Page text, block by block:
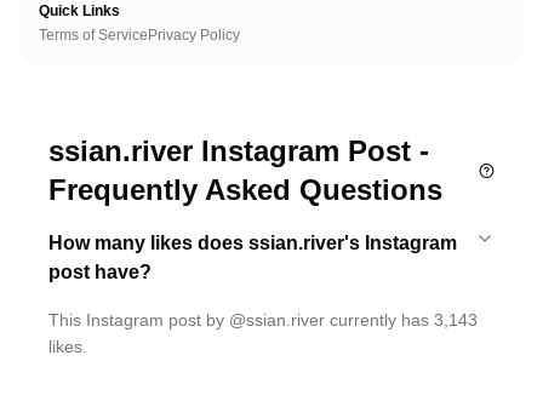
Quick Links
Terms of Service Privacy Policy
ssian.river Instagram Post -
Frequently Asked Questions
How many likes does ssian.river's Instagram
post have?
This Instagram post by @ssian.river currently has 3,143
likes.